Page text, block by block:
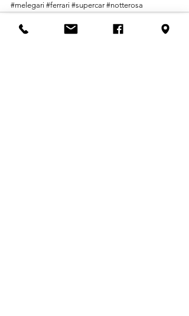
#melegari #ferrari #supercar #notterosa